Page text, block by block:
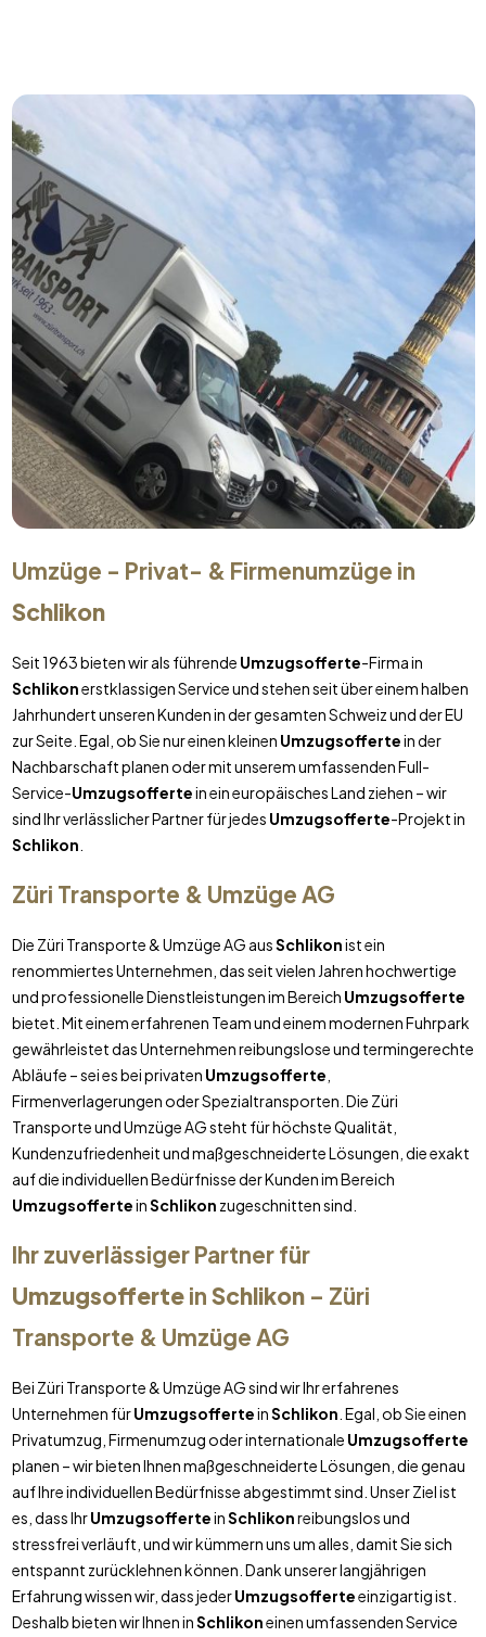
Umzüge - Privat- & Firmenumzüge in
Schlikon
Seit 1963 bieten wir als führende Umzugsofferte-Firma in
Schlikonerstklassigen Service und stehen seit über einem halben
Jahrhundert unseren Kunden in der gesamten Schweiz und der EU
zur Seite. Egal, ob Sie nur einen kleinen Umzugsoffertein der
Nachbarschaft planen oder mit unserem umfassenden Full-
Service-Umzugsoffertein ein europäisches Land ziehen – wir
sind Ihr verlässlicher Partner für jedes Umzugsofferte-Projekt in
Schlikon
Züri Transporte & Umzüge AG
Die Züri Transporte & Umzüge AG ausSchlikonist ein
renommiertes Unternehmen, das seit vielen Jahren hochwertige
und professionelle Dienstleistungen im Bereich Umzugsofferte
bietet. Mit einem erfahrenen Team und einem modernen Fuhrpark
gewährleistet das Unternehmen reibungslose und termingerechte
Abläufe – sei es bei privaten Umzugsofferte
Firmenverlagerungen oder Spezialtransporten. Die Züri
Transporte und Umzüge AG steht für höchste Qualität,
Kundenzufriedenheit und maßgeschneiderte Lösungen, die exakt
auf die individuellen Bedürfnisse der Kunden im Bereich
UmzugsofferteinSchlikon zugeschnitten sind.
Ihr zuverlässiger Partner für
UmzugsofferteinSchlikon– Züri
Transporte & Umzüge AG
Bei Züri Transporte & Umzüge AG sind wir Ihr erfahrenes
Unternehmen fürUmzugsofferteinSchlikon . Egal, ob Sie einen
Privatumzug, Firmenumzug oder internationale Umzugsofferte
planen – wir bieten Ihnen maßgeschneiderte Lösungen, die genau
auf Ihre individuellen Bedürfnisse abgestimmt sind. Unser Ziel ist
es, dass IhrUmzugsofferteinSchlikonreibungslos und
stressfrei verläuft, und wir kümmern uns um alles, damit Sie sich
entspannt zurücklehnen können. Dank unserer langjährigen
Erfahrung wissen wir, dass jederUmzugsofferteeinzigartig ist.
Deshalb bieten wir Ihnen inSchlikoneinen umfassenden Service